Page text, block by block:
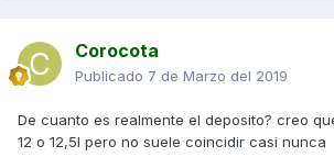
Corocota
Publicado 7 de Marzo del 2019
De cuanto es realmente el deposito? creo
12 o 12,5l pero no suele coincidir casi nunca